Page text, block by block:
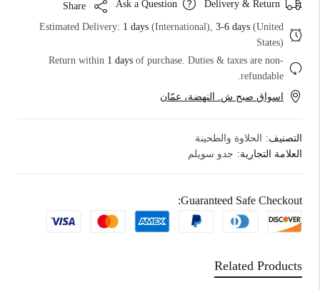
Delivery & Return
Ask a Question
Estimated Delivery: 1 days (International), 3-6 days (United
States)
Return within 1 days of purchase. Duties & taxes are non-
refundable.
اسواق صبح ش. النهضة، عمّان
التصنيف:
الحلاوة والطحينة
العلامة التجارية: جدو سويلم
Guaranteed Safe Checkout:
Related Products